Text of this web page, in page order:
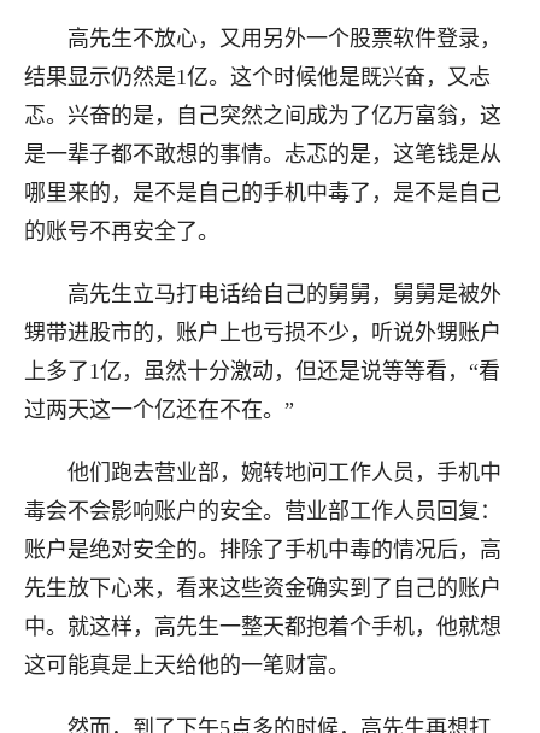
高先生不放心，又用另外一个股票软件登录，
结果显示仍然是1亿。这个时候他是既兴奋，又忐
忑。兴奋的是，自己突然之间成为了亿万富翁，这
是一辈子都不敢想的事情。忐忑的是，这笔钱是从
哪里来的，是不是自己的手机中毒了，是不是自己
的账号不再安全了。
高先生立马打电话给自己的舅舅，舅舅是被外
甥带进股市的，账户上也亏损不少，听说外甥账户
上多了1亿，虽然十分激动，但还是说等等看，“看
过两天这一个亿还在不在。”
他们跑去营业部，婉转地问工作人员，手机中
毒会不会影响账户的安全。营业部工作人员回复：
账户是绝对安全的。排除了手机中毒的情况后，高
先生放下心来，看来这些资金确实到了自己的账户
中。就这样，高先生一整天都抱着个手机，他就想
这可能真是上天给他的一笔财富。
然而，到了下午5点多的时候，高先生再想打